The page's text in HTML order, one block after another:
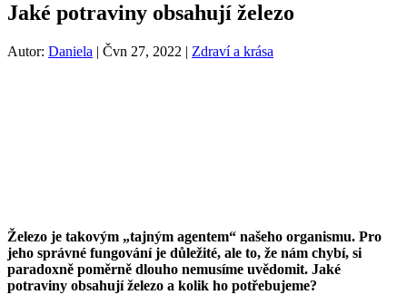
Jaké potraviny obsahují železo
Autor: Daniela | Čvn 27, 2022 | Zdraví a krása
Železo je takovým „tajným agentem“ našeho organismu. Pro
jeho správné fungování je důležité, ale to, že nám chybí, si
paradoxně poměrně dlouho nemusíme uvědomit. Jaké
potraviny obsahují železo a kolik ho potřebujeme?